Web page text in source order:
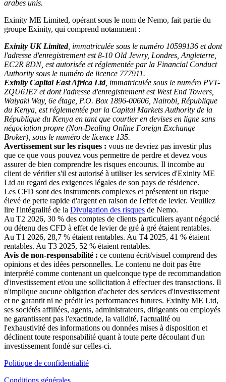
arabes unis.
Exinity ME Limited, opérant sous le nom de Nemo, fait partie du
groupe Exinity, qui comprend notamment :
Exinity UK Limited, immatriculée sous le numéro 10599136 et dont
l'adresse d'enregistrement est 8-10 Old Jewry, Londres, Angleterre,
EC2R 8DN, est autorisée et réglementée par la Financial Conduct
Authority sous le numéro de licence 777911.
Exinity Capital East Africa Ltd, immatriculée sous le numéro PVT-
ZQU6JE7 et dont l'adresse d'enregistrement est West End Towers,
Waiyaki Way, 6e étage, P.O. Box 1896-00606, Nairobi, République
du Kenya, est réglementée par la Capital Markets Authority de la
République du Kenya en tant que courtier en devises en ligne sans
négociation propre (Non-Dealing Online Foreign Exchange
Broker), sous le numéro de licence 135.
Avertissement sur les risques : vous ne devriez pas investir plus
que ce que vous pouvez vous permettre de perdre et devez vous
assurer de bien comprendre les risques encourus. Il incombe au
client de vérifier s'il est autorisé à utiliser les services d'Exinity ME
Ltd au regard des exigences légales de son pays de résidence.
Les CFD sont des instruments complexes et présentent un risque
élevé de perte rapide d'argent en raison de l'effet de levier. Veuillez
lire l'intégralité de la Divulgation des risques de Nemo.
Au T2 2026, 30 % des comptes de clients particuliers ayant négocié
ou détenu des CFD à effet de levier de gré à gré étaient rentables.
Au T1 2026, 28,7 % étaient rentables. Au T4 2025, 41 % étaient
rentables. Au T3 2025, 52 % étaient rentables.
Avis de non-responsabilité : ce contenu écrit/visuel comprend des
opinions et des idées personnelles. Le contenu ne doit pas être
interprété comme contenant un quelconque type de recommandation
d'investissement et/ou une sollicitation à effectuer des transactions. Il
n'implique aucune obligation d'acheter des services d'investissement
et ne garantit ni ne prédit les performances futures. Exinity ME Ltd,
ses sociétés affiliées, agents, administrateurs, dirigeants ou employés
ne garantissent pas l'exactitude, la validité, l'actualité ou
l'exhaustivité des informations ou données mises à disposition et
déclinent toute responsabilité quant à toute perte découlant d'un
investissement fondé sur celles-ci.
Politique de confidentialité